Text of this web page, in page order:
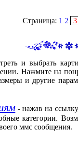
Страница: 1 2 3
и выбрать
Нажмите на
и другие
- нажав на
категории.
ммс сообщения.